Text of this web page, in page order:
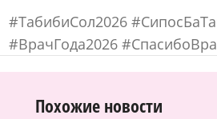
#ТабибиСол2026
#ВрачГода2026
Похожие новости